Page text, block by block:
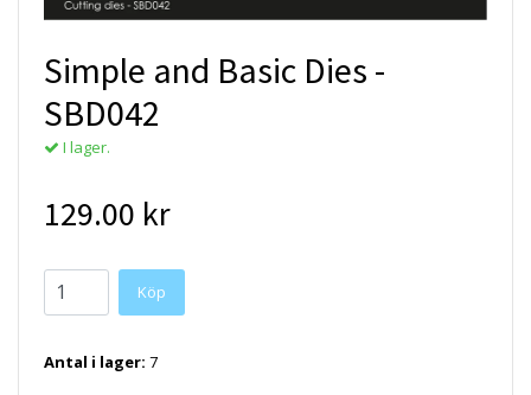
Simple and Basic Dies -
SBD042
I lager.
129.00 kr
Antal i lager: 7